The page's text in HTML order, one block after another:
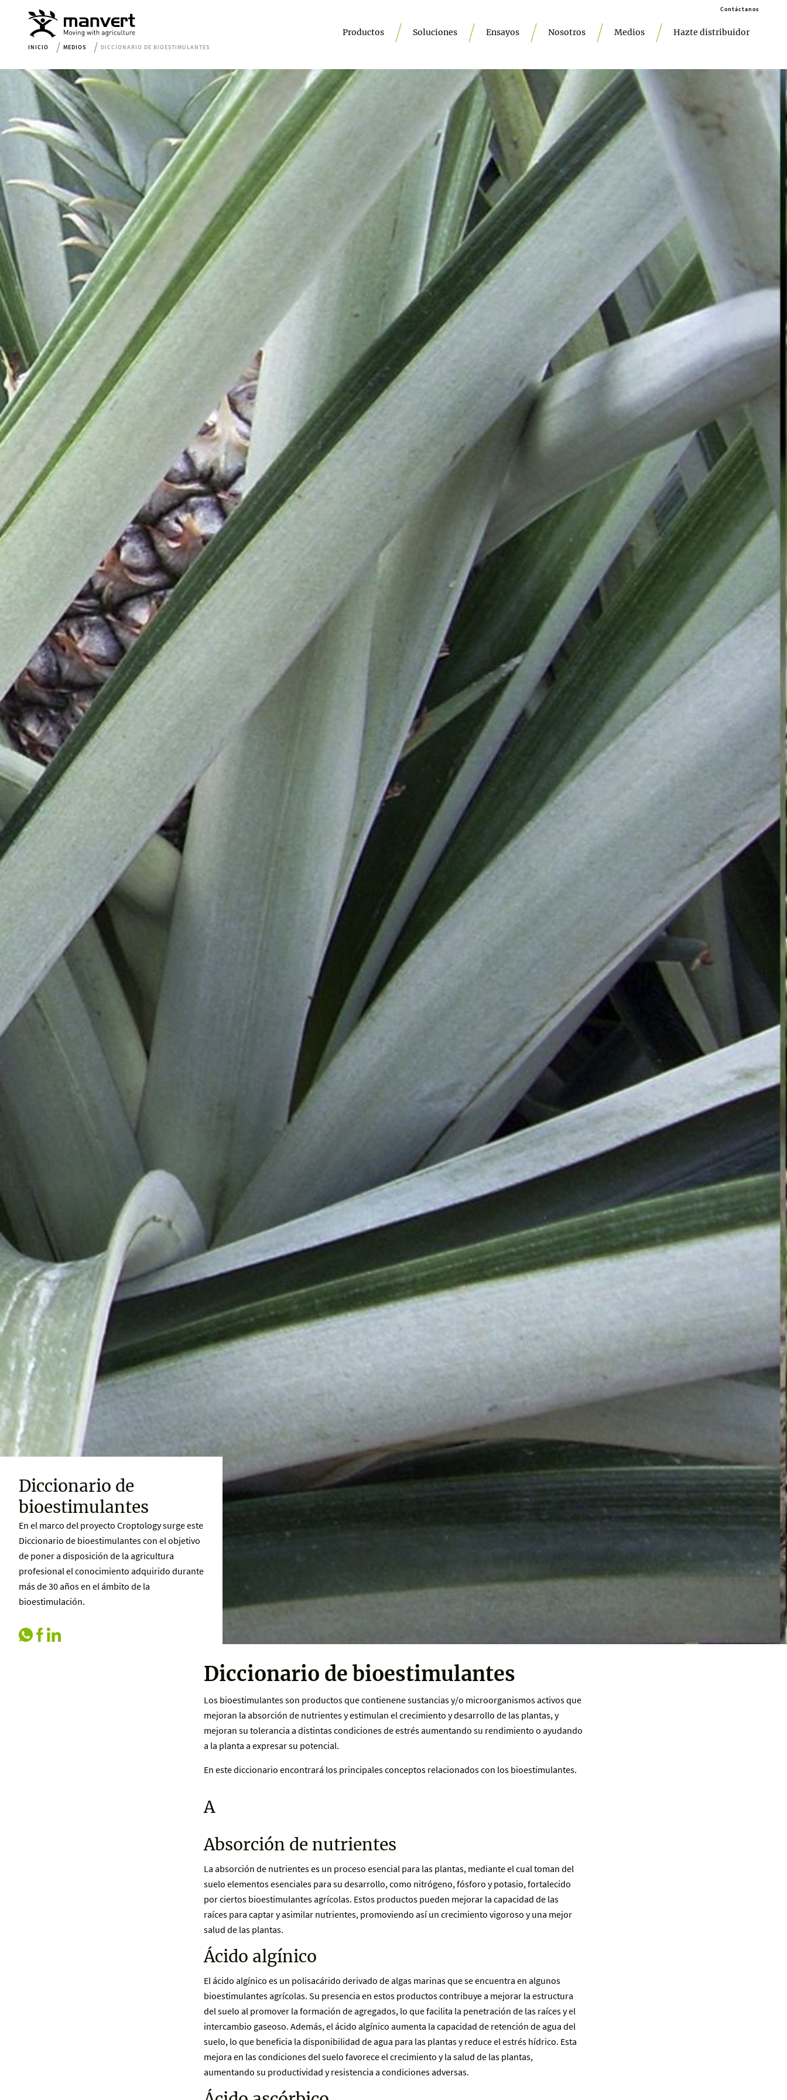
Contáctanos
Productos Soluciones Ensayos Nosotros Medios Hazte distribuidor
INICIO MEDIOS DICCIONARIO DE BIOESTIMULANTES
Diccionario de
bioestimulantes
En el marco del proyecto Croptology surge este
Diccionario de bioestimulantes con el objetivo
de poner a disposición de la agricultura
profesional el conocimiento adquirido durante
más de 30 años en el ámbito de la
bioestimulación.
Diccionario de bioestimulantes
Los bioestimulantes son productos que contienene sustancias y/o microorganismos activos que
mejoran la absorción de nutrientes y estimulan el crecimiento y desarrollo de las plantas, y
mejoran su tolerancia a distintas condiciones de estrés aumentando su rendimiento o ayudando
a la planta a expresar su potencial.
En este diccionario encontrará los principales conceptos relacionados con los bioestimulantes.
A
Absorción de nutrientes
La absorción de nutrientes es un proceso esencial para las plantas, mediante el cual toman del
suelo elementos esenciales para su desarrollo, como nitrógeno, fósforo y potasio, fortalecido
por ciertos bioestimulantes agrícolas. Estos productos pueden mejorar la capacidad de las
raíces para captar y asimilar nutrientes, promoviendo así un crecimiento vigoroso y una mejor
salud de las plantas.
Ácido algínico
El ácido algínico es un polisacárido derivado de algas marinas que se encuentra en algunos
bioestimulantes agrícolas. Su presencia en estos productos contribuye a mejorar la estructura
del suelo al promover la formación de agregados, lo que facilita la penetración de las raíces y el
intercambio gaseoso. Además, el ácido algínico aumenta la capacidad de retención de agua del
suelo, lo que beneficia la disponibilidad de agua para las plantas y reduce el estrés hídrico. Esta
mejora en las condiciones del suelo favorece el crecimiento y la salud de las plantas,
aumentando su productividad y resistencia a condiciones adversas.